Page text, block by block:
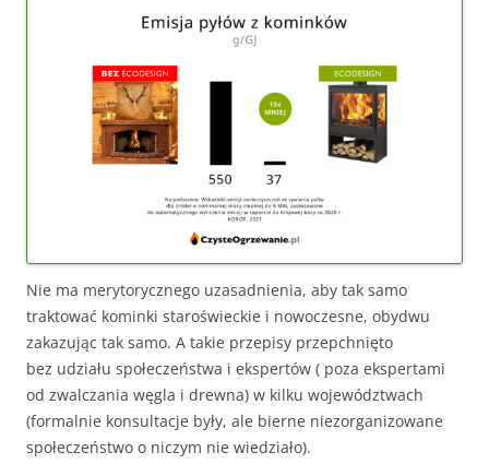
Nie ma merytorycznego uzasadnienia, aby tak samo
traktować kominki staroświeckie i nowoczesne, obydwu
zakazując tak samo. A takie przepisy przepchnięto
bez udziału społeczeństwa i ekspertów ( poza ekspertami
od zwalczania węgla i drewna) w kilku województwach
(formalnie konsultacje były, ale bierne niezorganizowane
społeczeństwo o niczym nie wiedziało).